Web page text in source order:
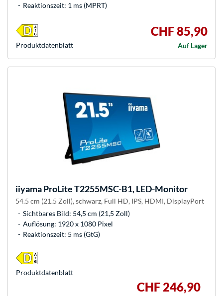
Reaktionszeit: 1 ms (MPRT)
CHF 85,90
Auf Lager
Produkt­datenblatt
iiyamaProLite T2255MSC-B1, LED-Monitor
54.5 cm (21.5 Zoll), schwarz, Full HD, IPS, HDMI, DisplayPort
Sichtbares Bild: 54,5 cm (21,5 Zoll)
Auflösung: 1920 x 1080 Pixel
Reaktionszeit: 5 ms (GtG)
CHF 246,90
Produkt­datenblatt